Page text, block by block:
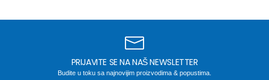
PRIJAVITE SE NA NAŠ NEWSLETTER
Budite u toku sa najnovijim proizvodima & popustima.